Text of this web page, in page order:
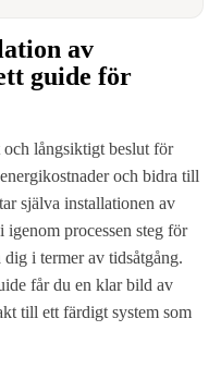
av
guide för
och långsiktigt beslut för
och bidra till
själva installationen av
processen steg för
i termer av tidsåtgång.
får du en klar bild av
till ett färdigt system som